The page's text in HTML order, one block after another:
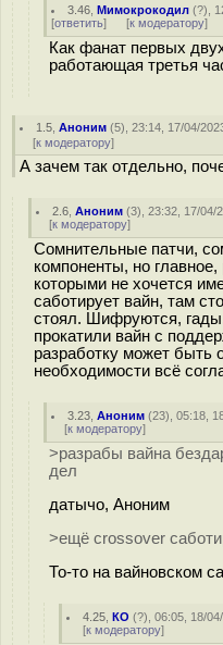
3.46 ,Мимокрокодил (?),
[ответить] [к модератору]
Как фанат первых
работающая третья
1.5 ,Аноним (5), 23:14, 17/04/
[к модератору]
А зачем так отдельно,
2.6 ,Аноним (3), 23:32, 17/04/
[к модератору]
Сомнительные патчи,
компоненты, но
которыми не хочется
саботирует вайн, там
стоял. Шифруются,
прокатили вайн с
разработку может быть
необходимости всё
3.23 ,Аноним (23), 05:18,
[к модератору]
>разрабы вайна
дел
датычо, Аноним
>ещё crossover
То-то на вайновском
4.25 ,КО (?), 06:05, 18/
[к модератору]